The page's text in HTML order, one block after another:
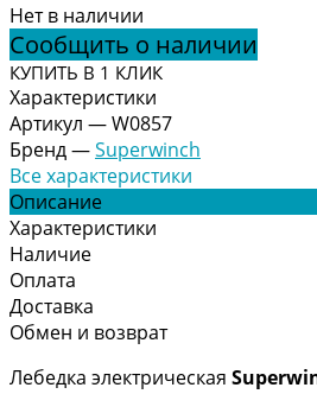
Нет в наличии
Сообщить о наличии
КУПИТЬ В 1 КЛИК
Характеристики
Артикул —W0857
Бренд—Superwinch
Все характеристики
Описание
Характеристики
Наличие
Оплата
Доставка
Обмен и возврат
Лебедка электрическая